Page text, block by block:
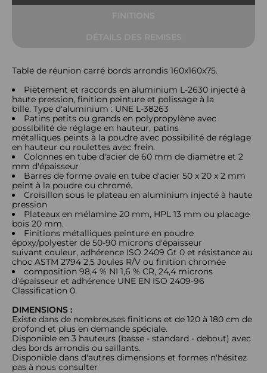
Table de réunion carré bords arrondis 160x160x75.
Piètement et raccords en aluminium L-2630 injecté à
haute pression, finition peinture et polissage à la
bille. Type d'aluminium : UNE L-38263
Patins petits ou grands en polypropylène avec
possibilité de réglage en hauteur, patins
métalliques peints à la poudre avec possibilité de réglage
en hauteur ou roulettes avec frein.
Colonnes en tube d'acier de 60 mm de diamètre et 2
mm d'épaisseur
Barres de forme ovale en tube d'acier 50 x 20 x 2 mm
peint à la poudre ou chromé.
Croisillon sous le plateau en aluminium injecté à haute
pression
Plateaux en mélamine 20 mm, HPL 13 mm ou placage
bois 20 mm.
Finitions métalliques peinture en poudre
époxy/polyester de 50-90 microns d'épaisseur
suivant couleur, adhérence ISO 2409 Gt 0 et résistance au
choc ASTM 2794 2,5 Joules R/V ou finition chromée
composition 98,4 % NI 1,6 % CR, 24,4 microns
d'épaisseur et adhérence UNE EN ISO 2409-96
Classification 0.
DIMENSIONS :
Existe dans de nombreuses finitions et de 120 à 180 cm de
profond et plus en demande spéciale.
Disponible en 3 hauteurs (basse - standard - debout) avec
des bords arrondis ou saillants.
Disponible dans d'autres dimensions et formes n'hésitez
pas à nous consulter